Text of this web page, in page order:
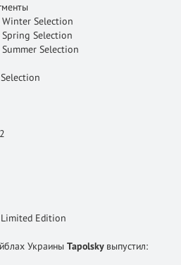
Winter Selection
Selection
Selection
Limited Edition
Украины Tapolsky выпустил: